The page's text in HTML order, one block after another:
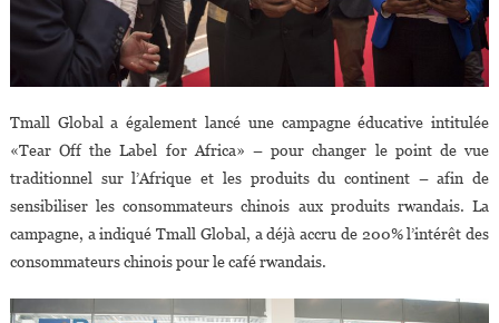
Tmall Global a également lancé une campagne éducative intitulée
«Tear Off the Label for Africa» – pour changer le point de vue
traditionnel sur l’Afrique et les produits du continent – afin de
sensibiliser les consommateurs chinois aux produits rwandais. La
campagne, a indiqué Tmall Global, a déjà accru de 200% l’intérêt des
consommateurs chinois pour le café rwandais.